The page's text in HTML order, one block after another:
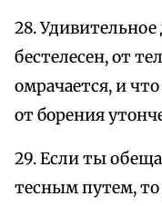
28.
бестелесен, от
омрачается, и
от борения
29. Если ты
тесным путем, то